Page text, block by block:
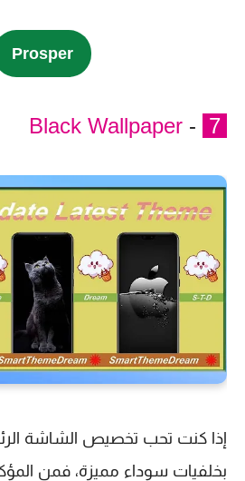
Prosper
-
Black Wallpaper
إذا كنت تحب تخصيص الشاشة